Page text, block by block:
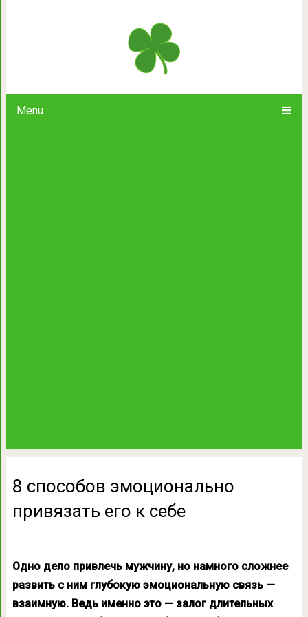
Menu
8 способов эмоционально
8 способов эмоционально
привязать его к себе
Одно дело привлечь мужчину, но намного сложнее
развить с ним глубокую эмоциональную связь —
взаимную. Ведь именно это — залог длительных